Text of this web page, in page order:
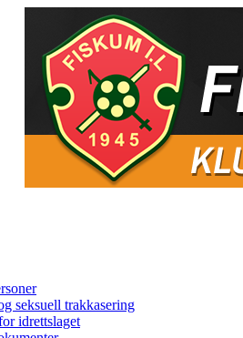
seksuell trakkasering
idrettslaget